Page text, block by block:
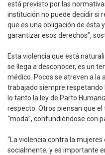
está previsto por las
institución no puede decidir si
que es una obligación de ésta
garantizar esos derechos”,
Esta violencia que está
se llega a desconocer, es un
médico. Pocos se atreven a la
trabajado siempre respetando
lo tanto la ley de Parto
respecto. Otros piensan que
“moda”, confundiéndose con
“La violencia contra la
socialmente, y es importante